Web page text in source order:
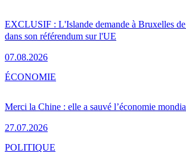
EXCLUSIF : L'Islande demande à Bruxelles de
dans son référendum sur l'UE
07.08.2026
Merci la Chine : elle a sauvé l’économie
27.07.2026
ÉCONOMIE
POLITIQUE